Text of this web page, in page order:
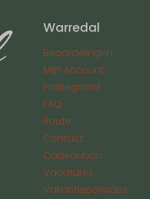
Warredal
Beoordelingen
Mijn Account
Plattegrond
FAQ
Route
Contact
Cadeaubon
Vacatures
Vakantieperiodes